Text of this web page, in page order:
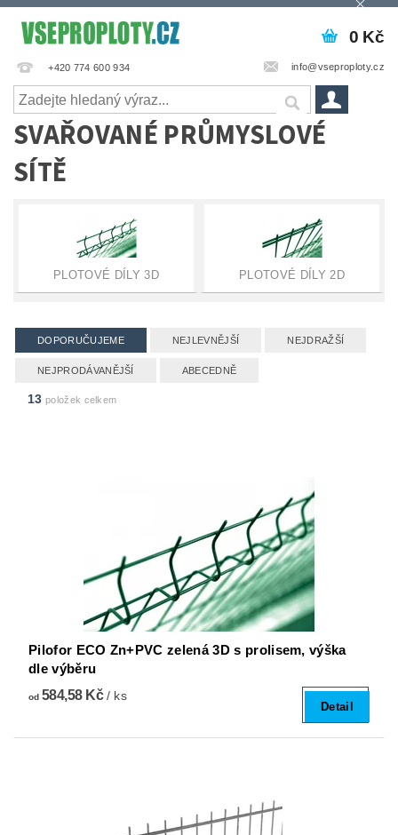
+420 774 600 934 info@vseproploty.cz
0 Kč
SVAŘOVANÉ PRŮMYSLOVÉ
SÍTĚ
PLOTOVÉ DÍLY 3D PLOTOVÉ DÍLY 2D
DOPORUČUJEME NEJLEVNĚJŠÍ NEJDRAŽŠÍ
NEJPRODÁVANĚJŠÍ ABECEDNĚ
13 položek celkem
Pilofor ECO Zn+PVC zelená 3D s prolisem, výška
dle výběru
od584,58 Kč/ ks
Detail